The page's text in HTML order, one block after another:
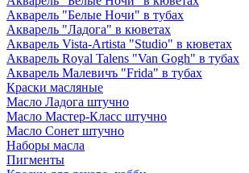
Акварель "Белые Ночи" в тубах
Акварель "Ладога" в кюветах
Акварель Vista-Artista "Studio" в кюветах
Акварель Royal Talens "Van Gogh" в тубах
Акварель Малевичъ "Frida" в тубах
Краски масляные
Масло Ладога штучно
Масло Мастер-Класс штучно
Масло Сонет штучно
Наборы масла
Пигменты